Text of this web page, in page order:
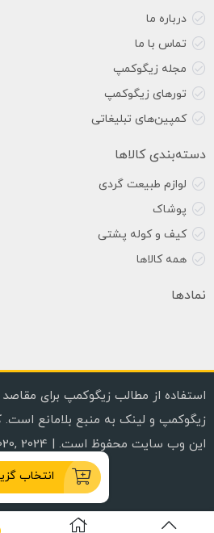
درباره ما
تماس با ما
مجله زیگوکمپ
تورهای زیگوکمپ
کمپین‌های تبلیغاتی
دسته‌بندی کالاها
لوازم طبیعت گردی
پوشاک
کیف و کوله پشتی
همه کالاها
نمادها
استفاده از مطالب زیگوکمپ برای مقاصد
زیگوکمپ و لینک به منبع بلامانع
این وب سایت محفوظ است. | Copyright © 2020, 2024
انتخاب